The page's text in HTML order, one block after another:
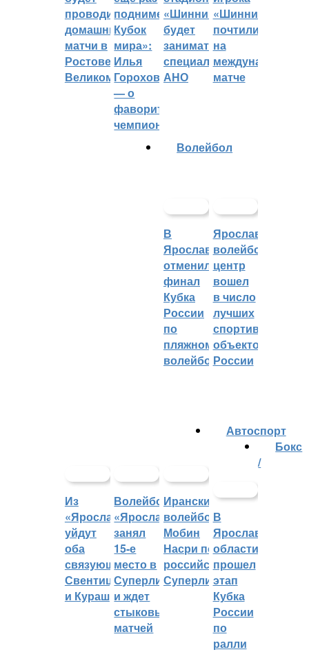
проводить
домашние
матчи в
Ростове
Великом
поднимет
Кубок
мира»:
Илья
Горохов
— о
фаворитах
чемпионата
«Шинник»
будет
заниматься
специальное
АНО
«Шинника»
почтили
на
международном
матче
Волейбол
В
Ярославле
отменили
финал
Кубка
России
по
пляжному
волейболу
Ярославский
волейбольный
центр
вошел
в число
лучших
спортивных
объектов
России
Из
«Ярославича»
уйдут
оба
связующих:
Свентицкис
и Кураш
Волейбольный
«Ярославич»
занял
15-е
место в
Суперлиге
и ждет
стыковых
матчей
Иранский
волейболист
Мобин
Насри покинет
российскую
Суперлигу
Автоспорт
В
Ярославской
области
прошел
этап
Кубка
России
по
ралли
Бокс
/